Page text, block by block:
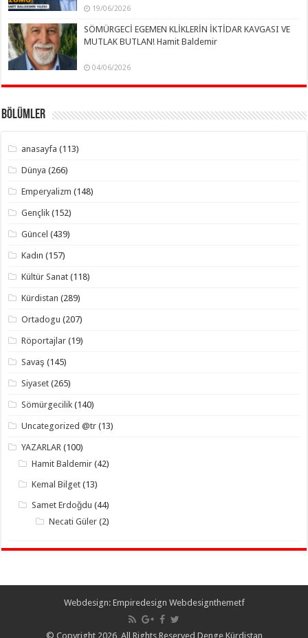
19/06/2026
SÖMÜRGECİ EGEMEN KLİKLERİN İKTİDAR KAVGASI VE
MUTLAK BUTLAN! Hamit Baldemir
04/06/2026
Bölümler
anasayfa (113)
Dünya (266)
Emperyalizm (148)
Gençlik (152)
Güncel (439)
Kadın (157)
Kültür Sanat (118)
Kürdistan (289)
Ortadogu (207)
Röportajlar (19)
Savaş (145)
Siyaset (265)
Sömürgecilik (140)
Uncategorized @tr (13)
YAZARLAR (100)
Hamit Baldemir (42)
Kemal Bilget (13)
Samet Erdoğdu (44)
Necati Güler (2)
Webdesign: Empiredesign Webdesignthemetf
© Copyright 2026, All Rights Reserved Denge Kürdistan